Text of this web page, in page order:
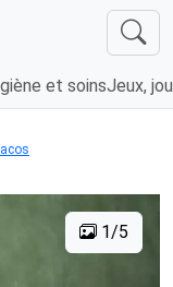
et soinsJeux,
1/5